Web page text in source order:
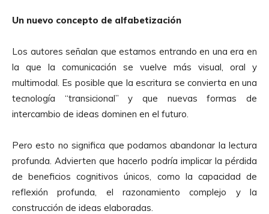
Un nuevo concepto de alfabetización
Los autores señalan que estamos entrando en una era en
la que la comunicación se vuelve más visual, oral y
multimodal. Es posible que la escritura se convierta en una
tecnología “transicional” y que nuevas formas de
intercambio de ideas dominen en el futuro.
Pero esto no significa que podamos abandonar la lectura
profunda. Advierten que hacerlo podría implicar la pérdida
de beneficios cognitivos únicos, como la capacidad de
reflexión profunda, el razonamiento complejo y la
construcción de ideas elaboradas.